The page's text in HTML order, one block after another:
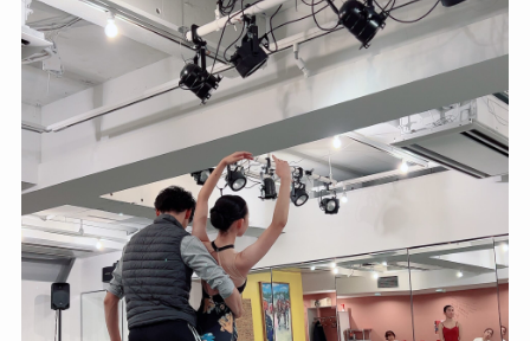
Instructor
Lesson
Blog
探究型バレエ
Contact